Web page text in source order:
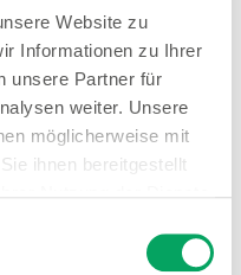
Website zu
Informationen zu Ihrer
unsere Partner für
weiter. Unsere
möglicherweise mit
ihnen bereitgestellt
Sie